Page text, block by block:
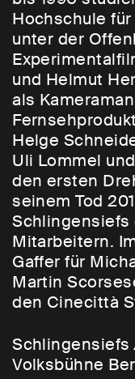
Hochschule
unter der
und Helmut
als
Helge
Uli Lommel
den ersten
seinem Tod
Mitarbeitern.
Gaffer für
Martin
den Cinecittà
Schlingensiefs
Volksbühne